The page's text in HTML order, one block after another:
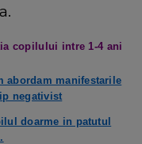
copilului intre 1-4 ani
abordam manifestarile
negativist
doarme in patutul